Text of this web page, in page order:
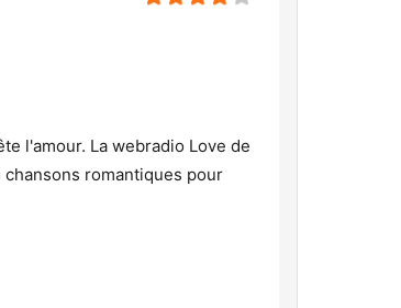
l'amour. La webradio Love de
chansons romantiques pour